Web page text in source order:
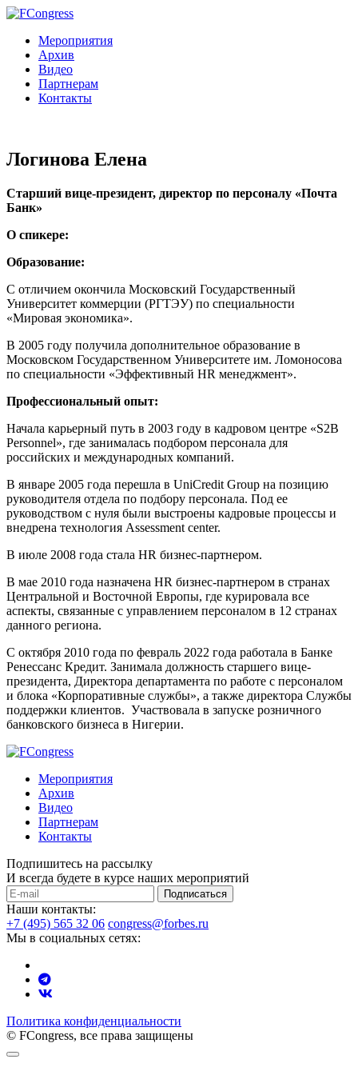
Мероприятия
Архив
Видео
Партнерам
Контакты
Логинова Елена
Старший вице-президент, директор по персоналу «Почта
Банк»
О спикере:
Образование:
С отличием окончила Московский Государственный
Университет коммерции (РГТЭУ) по специальности
«Мировая экономика».
В 2005 году получила дополнительное образование в
Московском Государственном Университете им. Ломоносова
по специальности «Эффективный HR менеджмент».
Профессиональный опыт:
Начала карьерный путь в 2003 году в кадровом центре «S2B
Personnel», где занималась подбором персонала для
российских и международных компаний.
В январе 2005 года перешла в UniCredit Group на позицию
руководителя отдела по подбору персонала. Под ее
руководством с нуля были выстроены кадровые процессы и
внедрена технология Assessment center.
В июле 2008 года стала HR бизнес-партнером.
В мае 2010 года назначена HR бизнес-партнером в странах
Центральной и Восточной Европы, где курировала все
аспекты, связанные с управлением персоналом в 12 странах
данного региона.
С октября 2010 года по февраль 2022 года работала в Банке
Ренессанс Кредит. Занимала должность старшего вице-
президента, Директора департамента по работе с персоналом
и блока «Корпоративные службы», а также директора Службы
поддержки клиентов. Участвовала в запуске розничного
банковского бизнеса в Нигерии.
Мероприятия
Архив
Видео
Партнерам
Контакты
Подпишитесь на рассылку
И всегда будете в курсе наших мероприятий
Подписаться
Наши контакты:
+7 (495) 565 32 06 congress@forbes.ru
Мы в социальных сетях:
Политика конфиденциальности
© FCongress, все права защищены